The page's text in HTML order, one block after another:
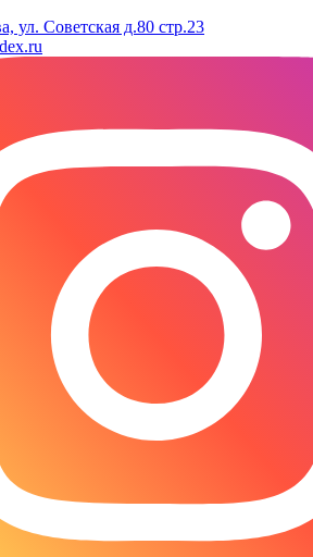
ул. Советская д.80 стр.23